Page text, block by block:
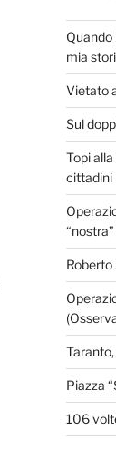
Quando
mia
Vietato
Sul
Topi
cittadini
Roberto
Piazza
106